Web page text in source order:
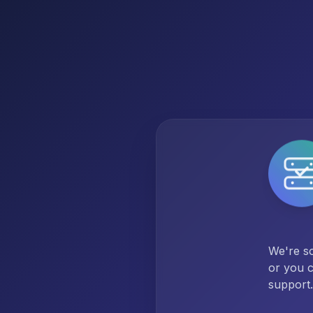
We're
or you
support.